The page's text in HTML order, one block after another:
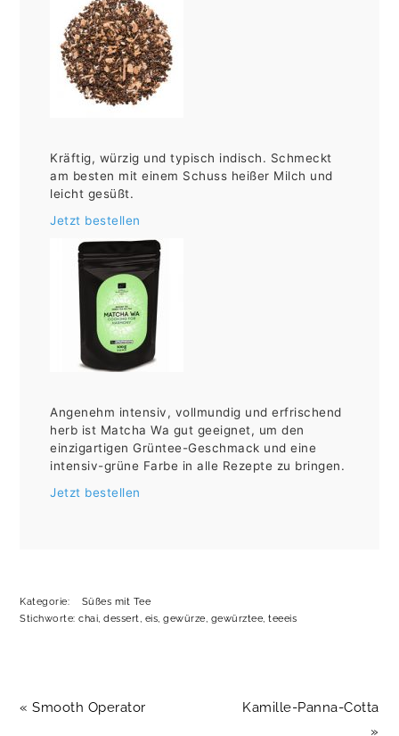
Kräftig, würzig und typisch indisch. Schmeckt
am besten mit einem Schuss heißer Milch und
leicht gesüßt.
Jetzt bestellen
Angenehm intensiv, vollmundig und erfrischend
herb ist Matcha Wa gut geeignet, um den
einzigartigen Grüntee-Geschmack und eine
intensiv-grüne Farbe in alle Rezepte zu bringen.
Jetzt bestellen
Kategorie:
Süßes mit Tee
Stichworte:chai,dessert, eis,gewürze, gewürztee,teeeis
Vorheriger
« Smooth Operator
Nächster
Kamille-Panna-Cotta
»